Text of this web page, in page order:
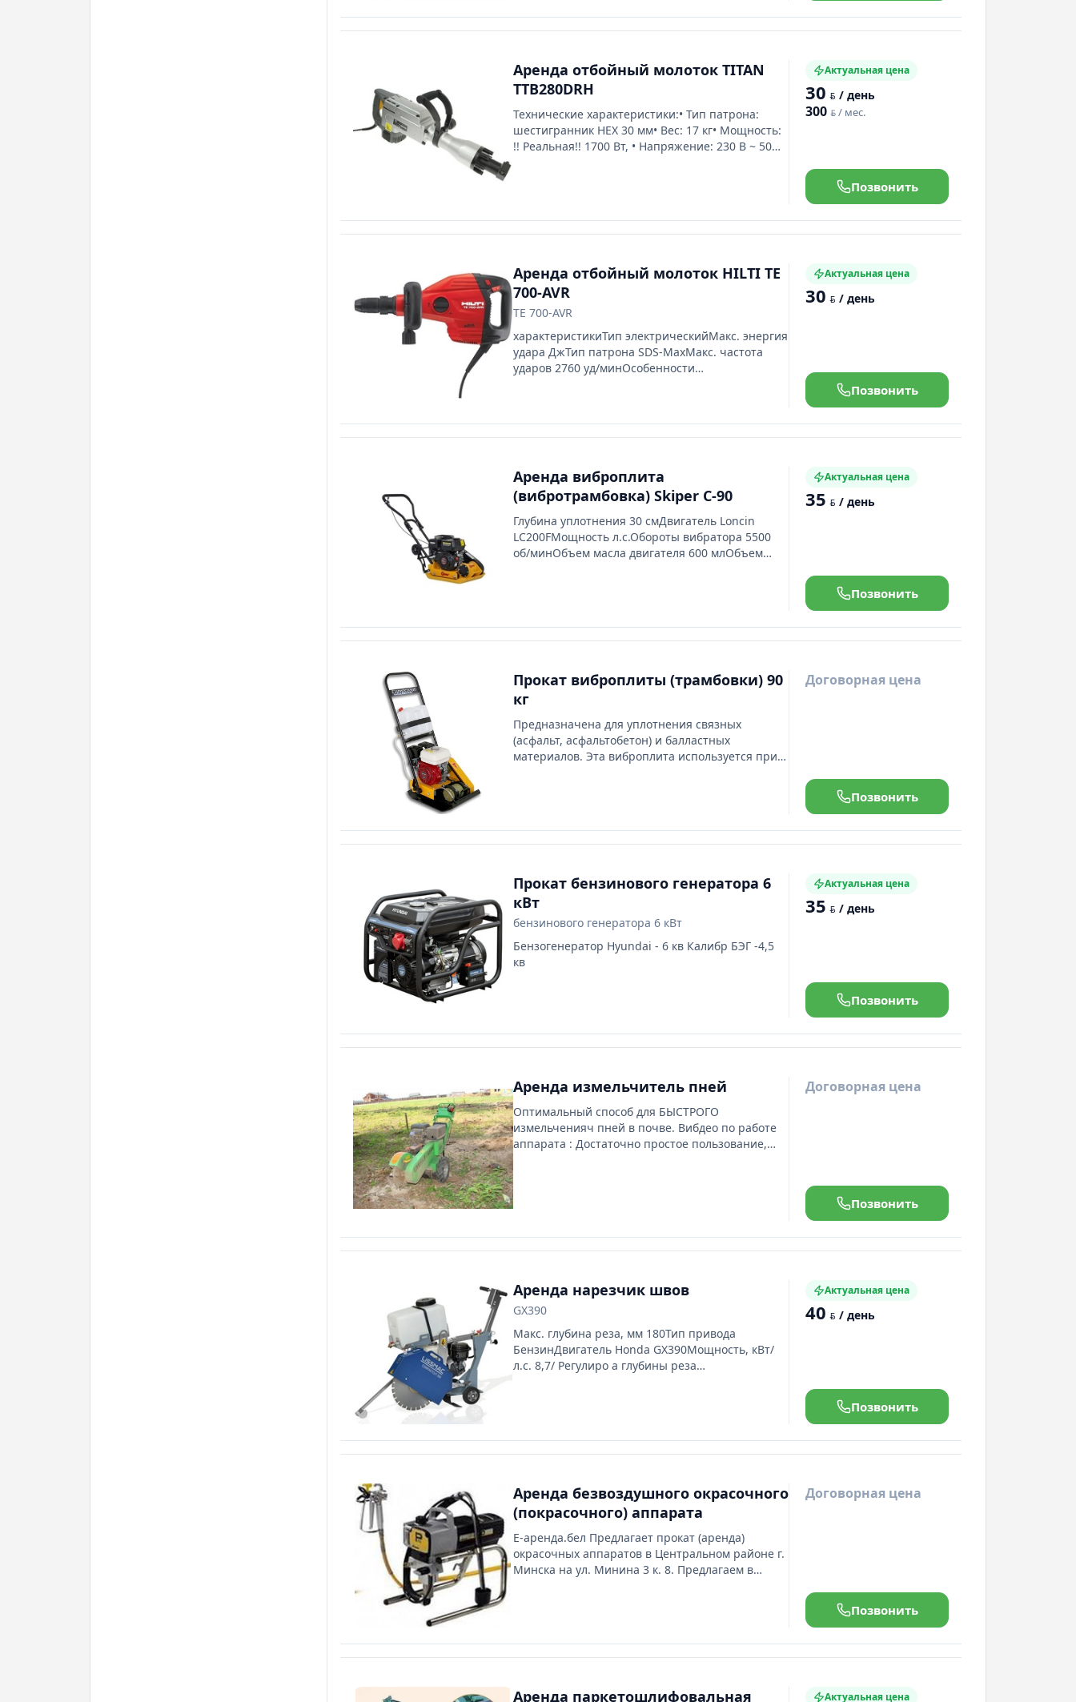
Аренда отбойный молоток TITAN
TTB280DRH
Технические характеристики:• Тип патрона:
шестигранник HEX 30 мм• Вес: 17 кг• Мощность:
!! Реальная!! 1700 Вт, • Напряжение: 230 В ~ 50
Актуальная цена
30 BYN / день
300 BYN / мес.
Позвонить
Аренда отбойный молоток HILTI TE
700-AVR
TE 700-AVR
характеристикиТип электрическийМакс. энергия
удара ДжТип патрона SDS-MaxМакс. частота
ударов 2760 уд/минОсобенности
Актуальная цена
30 BYN / день
Позвонить
Аренда виброплита
(вибротрамбовка) Skiper C-90
Глубина уплотнения 30 смДвигатель Loncin
LC200FМощность л.с.Обороты вибратора 5500
об/минОбъем масла двигателя 600 млОбъем
1Центробежн
Актуальная цена
35 BYN / день
Позвонить
Прокат виброплиты (трамбовки) 90
кг
Предназначена для уплотнения связных
(асфальт, асфальтобетон) и балластных
материалов. Эта виброплита используется при
(виброгасящего) коврика
Договорная цена
Позвонить
Прокат бензинового генератора 6
кВт
бензинового генератора 6 кВт
Бензогенератор Hyundai - 6 кв Калибр БЭГ -4,5
кв
Актуальная цена
35 BYN / день
Позвонить
Аренда измельчитель пней
Оптимальный способ для БЫСТРОГО
измельченияч пней в почве. Вибдео по работе
аппарата : Достаточно простое пользование,
если работали с культиватором то техническая
часть не вызовет вопросов. Преимущества:- Не
надо ждатть 4-5 месяцев для химического
уничтожения пня- Экономия на подсоюниках
Договорная цена
Позвонить
Аренда нарезчик швов
GX390
Макс. глубина реза, мм 180Тип привода
БензинДвигатель Honda GX390Мощность, кВт/
л.с. 8,7/ Регулиро а глубины реза
1040х585х910Вес, кг 105
Актуальная цена
40 BYN / день
Позвонить
Аренда безвоздушного окрасочного
(покрасочного) аппарата
Е-аренда.бел Предлагает прокат (аренда)
окрасочных аппаратов в Центральном районе г.
Минска на ул. Минина 3 к. 8. Предлагаем в
назначения: - - агрегат для шпатле и
покрасочный аппарат - пневматические
Договорная цена
Позвонить
Аренда паркетошлифовальная Актуальная цена